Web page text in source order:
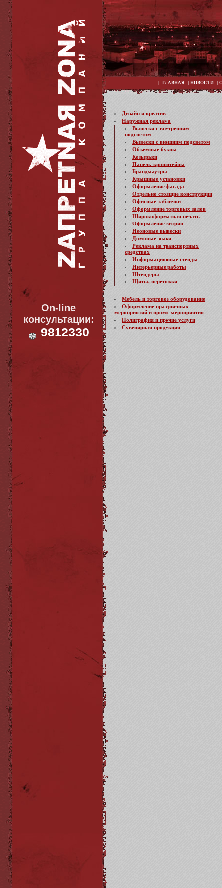
On-line
консультации:
9812330
| ГЛАВНАЯ | НОВОСТИ |
Дизайн и креатив
Наружная реклама
Вывески с внутренним
подсветом
Вывески с внешним подсветом
Объемные буквы
Козырьки
Панель-кронштейны
Брандмауэры
Крышные установки
Оформление фасада
Отдельно стоящие конструкции
Офисные таблички
Оформление торговых залов
Широкоформатная печать
Оформление витрин
Неоновые вывески
Домовые знаки
Реклама на транспортных
средствах
Информационные стенды
Интерьерные работы
Штендеры
Щиты, перетяжки
Мебель и торговое оборудование
Оформление праздничных
мероприятий и промо-мероприятия
Полиграфия и прочие услуги
Сувенирная продукция